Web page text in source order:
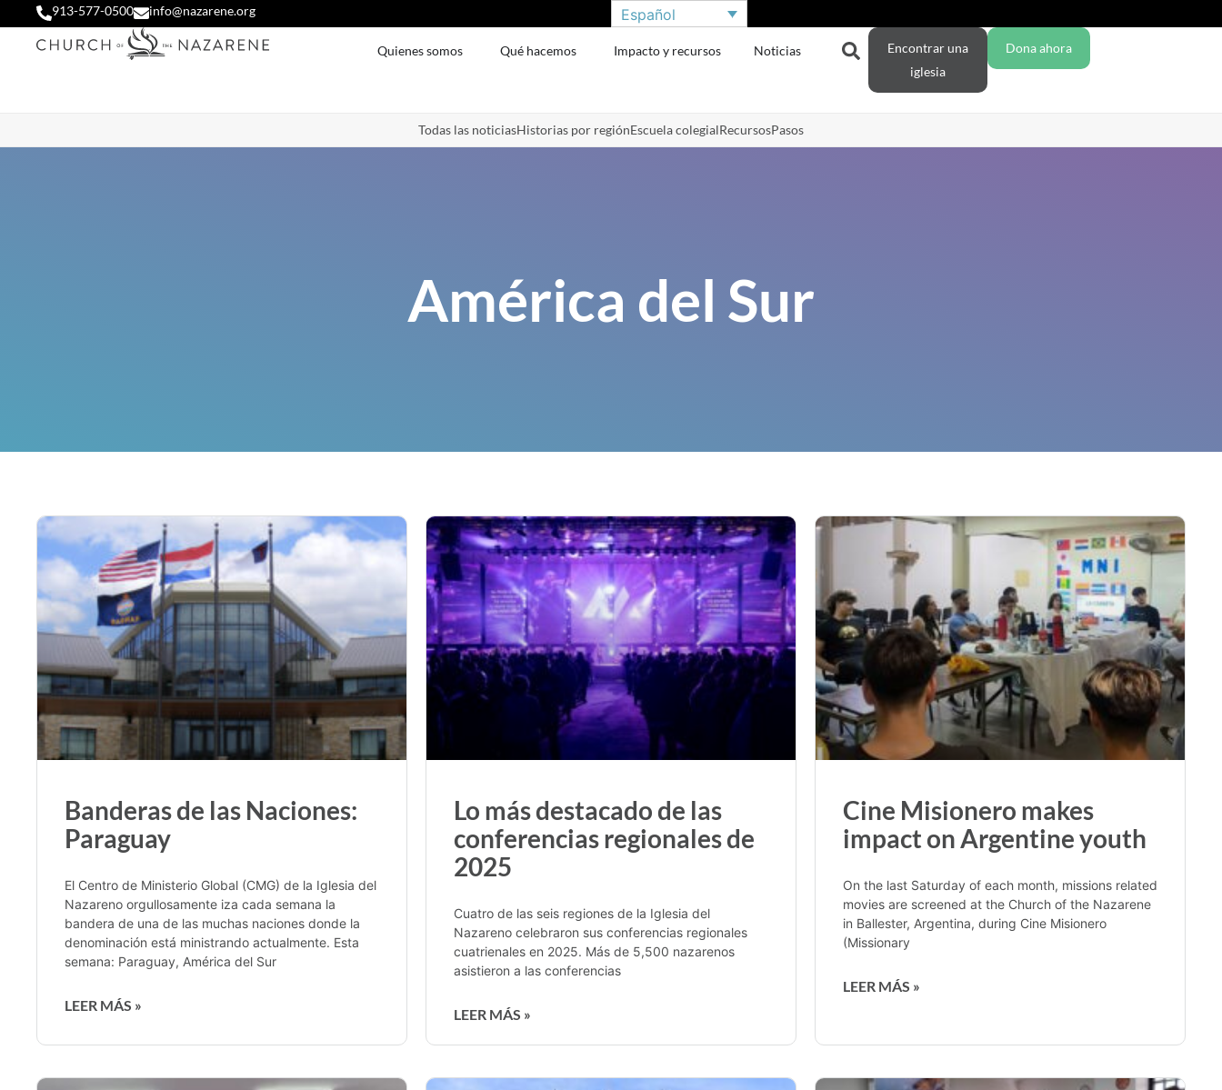
913-577-0500 info@nazarene.org Español
Quienes somos Qué hacemos Impacto y recursos Noticias
Encontrar una
iglesia
Dona ahora
Todas las noticiasHistorias por regiónEscuela colegialRecursosPasos
América del Sur
Banderas de las Naciones:
Paraguay
El Centro de Ministerio Global (CMG) de la Iglesia del
Nazareno orgullosamente iza cada semana la
bandera de una de las muchas naciones donde la
denominación está ministrando actualmente. Esta
semana: Paraguay, América del Sur
LEER MÁS »
Lo más destacado de las
conferencias regionales de
2025
Cuatro de las seis regiones de la Iglesia del
Nazareno celebraron sus conferencias regionales
cuatrienales en 2025. Más de 5,500 nazarenos
asistieron a las conferencias
LEER MÁS »
Cine Misionero makes
impact on Argentine youth
On the last Saturday of each month, missions related
movies are screened at the Church of the Nazarene
in Ballester, Argentina, during Cine Misionero
(Missionary
LEER MÁS »